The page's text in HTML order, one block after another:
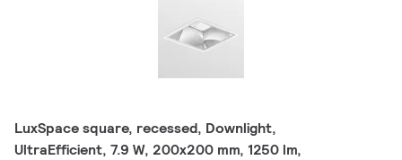
LuxSpace square, recessed, Downlight,
UltraEfficient, 7.9 W, 200x200 mm, 1250 lm,